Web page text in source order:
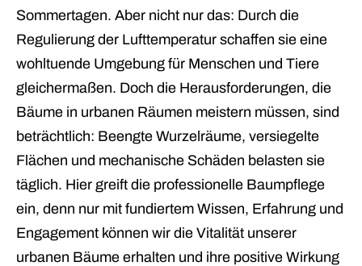
Sommertagen. Aber nicht nur das: Durch die
Regulierung der Lufttemperatur schaffen sie eine
wohltuende Umgebung für Menschen und Tiere
gleichermaßen. Doch die Herausforderungen, die
Bäume in urbanen Räumen meistern müssen, sind
beträchtlich: Beengte Wurzelräume, versiegelte
Flächen und mechanische Schäden belasten sie
täglich. Hier greift die professionelle Baumpflege
ein, denn nur mit fundiertem Wissen, Erfahrung und
Engagement können wir die Vitalität unserer
urbanen Bäume erhalten und ihre positive Wirkung